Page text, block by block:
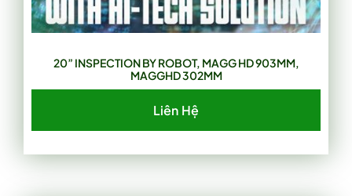
20” INSPECTION BY ROBOT, MAGG HD 903MM,
MAGGHD 302MM
Liên Hệ